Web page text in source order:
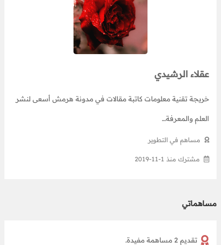
عقلاء الرشيدي
خريجة تقنية معلومات كاتبة مقالات في مدونة هرمش أسعى لنشر
العلم والمعرفة…
مساهم في التطوير
مشترك منذ 1-11-2019
مساهماتي
تقديم 2 مساهمة مفيدة.